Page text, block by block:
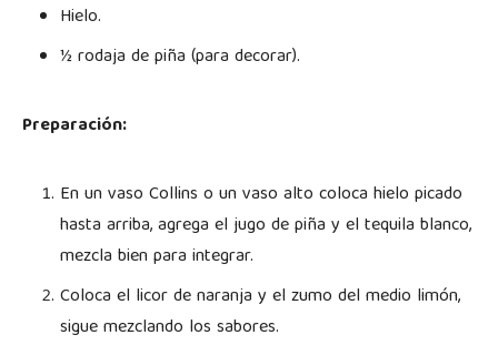
Hielo.
½ rodaja de piña (para decorar).
Preparación:
En un vaso Collins o un vaso alto coloca hielo picado
hasta arriba, agrega el jugo de piña y el tequila blanco,
mezcla bien para integrar.
Coloca el licor de naranja y el zumo del medio limón,
sigue mezclando los sabores.